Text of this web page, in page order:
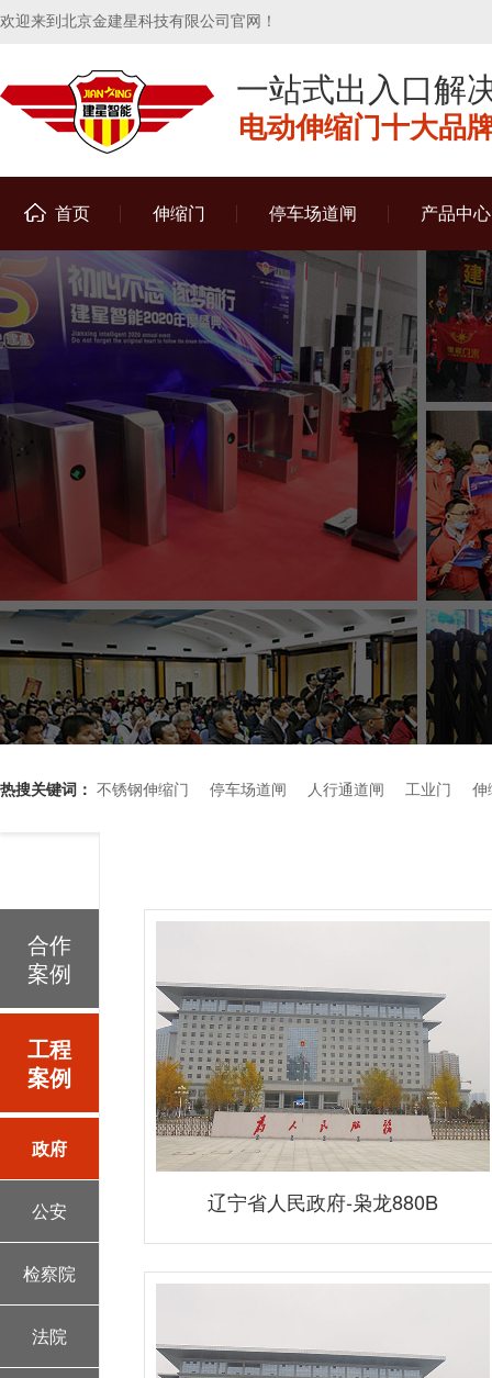
欢迎来到北京金建星科技有限公司官网！
一站式出入口解
电动伸缩门十大品
首页 伸缩门 停车场道闸 产品中心
热搜关键词： 不锈钢伸缩门 停车场道闸 人行通道闸 工业门 伸
辽宁省人民政府-枭龙880B
合作
案例
工程
案例
政府
公安
检察院
法院